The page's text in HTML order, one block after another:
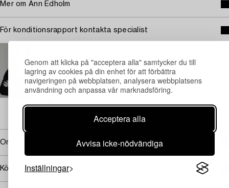
Genom att klicka på "acceptera alla" samtycker du till
lagring av cookies på din enhet för att förbättra
navigeringen på webbplatsen, analysera webbplatsens
användning och anpassa vår marknadsföring.
Acceptera alla
Avvisa icke-nödvändiga
Inställningar
Mer om Ann Edholm
För konditionsrapport kontakta specialist
Chef konstavdelningen, Specialist samtida konst, Private
Sales
+46 (0)739 40 08 19
Omfattas av följerätt
Köpinformation